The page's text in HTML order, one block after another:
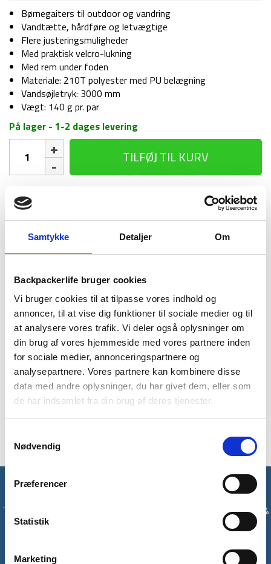
Samtykke Detaljer Om
Backpackerlife bruger cookies
Vi bruger cookies til at tilpasse vores indhold og
annoncer, til at vise dig funktioner til sociale medier og til
at analysere vores trafik. Vi deler også oplysninger om
din brug af vores hjemmeside med vores partnere inden
for sociale medier, annonceringspartnere og
analysepartnere. Vores partnere kan kombinere disse
data med andre oplysninger, du har givet dem, eller som
de har indsamlet fra din brug af deres tjenester.
Nødvendig
Præferencer
Statistik
Marketing
Børnegaiters til outdoor og vandring
Vandtætte, hårdføre og letvægtige
Flere justeringsmuligheder
Med praktisk velcro-lukning
Med rem under foden
Materiale: 210T polyester med PU belægning
Vandsøjletryk: 3000 mm
Vægt: 140 g pr. par
På lager - 1-2 dages levering
børn
Glenshee
Sort
antal
TILFØJ TIL KURV
levering
499 kr
100 dages
returret
BESKRIVELSE BRAND FAQ
Disse gaiters er lavet af skotske Highlander og er i modellen
Glenshee til børn. Glenshee er et par letvægtige og
vandtætte gaiters, som holder barnet tør i vådt og mudret
terræn på turen.
Disse gaiters kommer med en flere indstillingsmuligheder
såsom elastisk top-snor, velcro lukning og justerbar
underfods strop.
Få unikke tilbud og rabatter
Tilmeld dig vores nyhedsbrev og modtag med det samme en 10%